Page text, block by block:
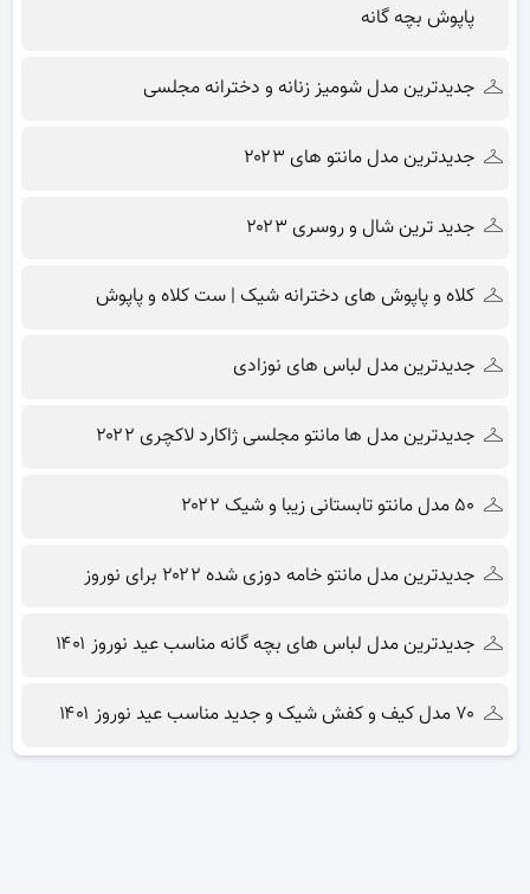
پاپوش بچه گانه
جدیدترین مدل شومیز زنانه و دخترانه مجلسی
جدیدترین مدل مانتو های ۲۰۲۳
جدید ترین شال و روسری ۲۰۲۳
کلاه و پاپوش های دخترانه شیک | ست کلاه و پاپوش
جدیدترین مدل لباس های نوزادی
جدیدترین مدل ها مانتو مجلسی ژاکارد لاکچری ۲۰۲۲
۵۰ مدل مانتو تابستانی زیبا و شیک ۲۰۲۲
جدیدترین مدل مانتو خامه دوزی شده ۲۰۲۲ برای نوروز
جدیدترین مدل لباس های بچه گانه مناسب عید نوروز ۱۴۰۱
۷۰ مدل کیف و کفش شیک و جدید مناسب عید نوروز ۱۴۰۱